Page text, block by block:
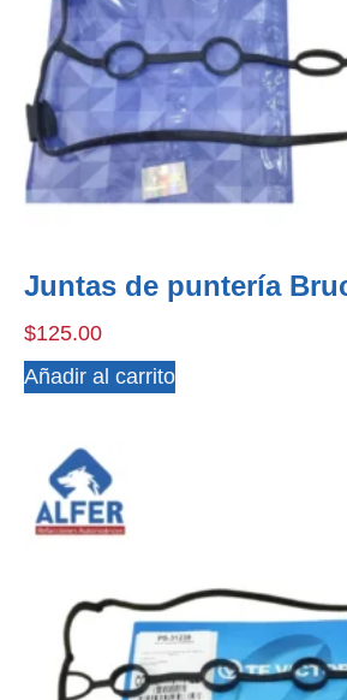
Juntas de puntería
$125.00
Añadir al carrito